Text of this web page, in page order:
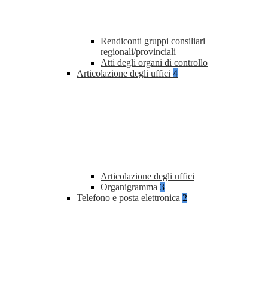
Rendiconti gruppi consiliari
regionali/provinciali
Atti degli organi di controllo
Articolazione degli uffici 4
Articolazione degli uffici
Organigramma 3
Telefono e posta elettronica 2